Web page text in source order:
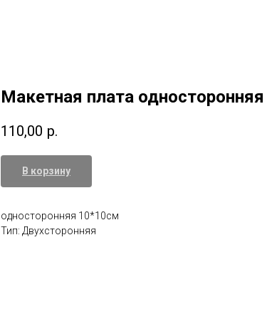
Макетная плата
110,00 р.
В корзину
односторонняя 10*10см
Тип: Двухсторонняя